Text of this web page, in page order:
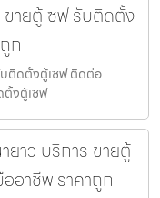
ายตู้เซฟ รับติดตั้ง
ก
บติดตั้งตู้เซฟ ติดต่อ
ตั้งตู้เซฟ
ยาว บริการ ขายตู้
อาชีพ ราคาถูก